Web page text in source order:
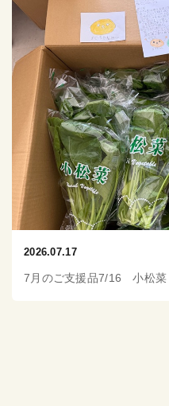
2026.07.17
7月のご支援品7/16 小松菜